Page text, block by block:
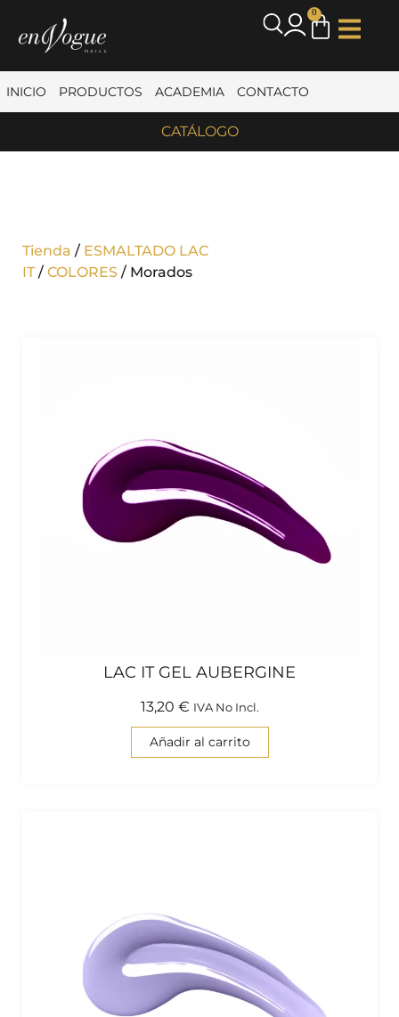
0
INICIO PRODUCTOS ACADEMIA CONTACTO
CATÁLOGO
Tienda / ESMALTADO LAC
IT/ COLORES / Morados
LAC IT GEL AUBERGINE
13,20 € IVA No Incl.
Añadir al carrito